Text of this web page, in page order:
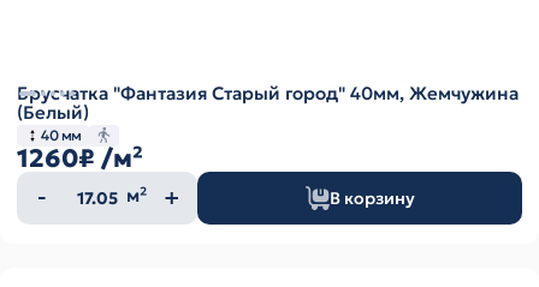
Брусчатка "Фантазия Старый город" 40мм, Жемчужина
(Белый)
40 мм
1260₽ /м²
Количество
товара
м² В корзину